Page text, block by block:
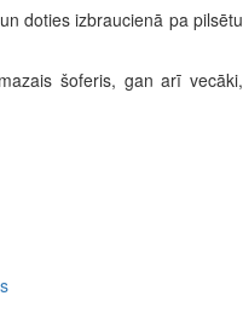
doties izbraucienā pa pilsētu
šoferis, gan arī vecāki,